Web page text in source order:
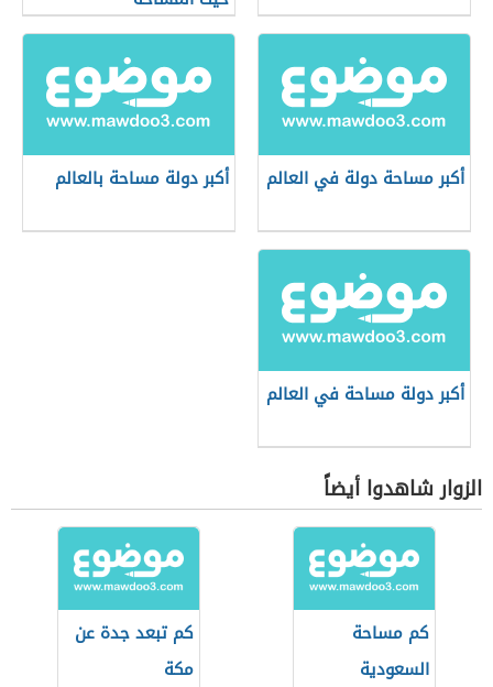
أكبر مساحة دولة في العالم أكبر دولة مساحة بالعالم
أكبر دولة مساحة في العالم
الزوار شاهدوا أيضاً
كم مساحة
السعودية
كم تبعد جدة عن
مكة